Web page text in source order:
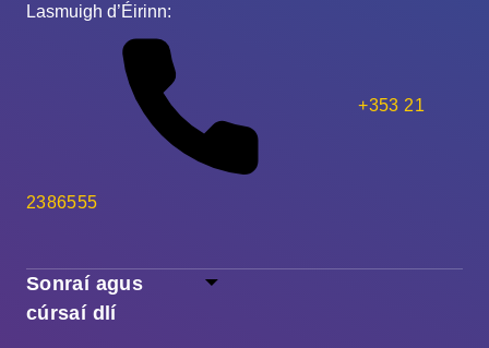
Sonraí agus
cúrsaí dlí
Lasmuigh d’Éirinn:
+353 21
2386555